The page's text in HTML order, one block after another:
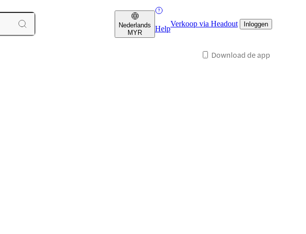
Nederlands
MYR
Help
Verkoop via Headout Inloggen
Download de app